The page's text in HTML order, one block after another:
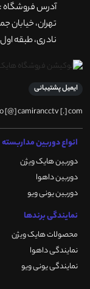
آدرس فروشگاه :
تهران، خيابان
نادری، طبقه اول، پلاک 1
ایمیل پشتیبانی
[@] camirancctv [.] com
انواع دوربین مداربسته
دوربین هایک ویژن
دوربین داهوا
دوربین یونی ویو
نمایندگی برندها
محصولات هایک ویژن
نمایندگی داهوا
نمایندگی یونی ویو